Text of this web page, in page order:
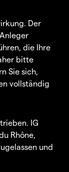
Der
die Ihre
bitte
Sie sich,
vollständig
IG
Rhône,
und